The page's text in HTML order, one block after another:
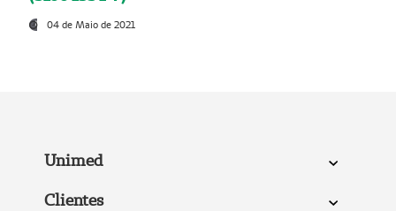
04 de Maio de 2021
Unimed
Clientes